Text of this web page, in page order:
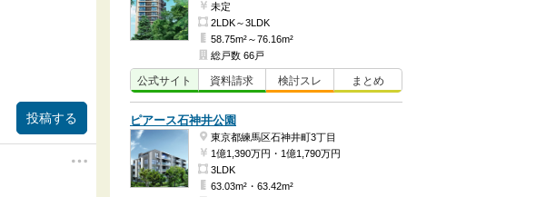
未定
2LDK～3LDK
58.75m²～76.16m²
総戸数 66戸
公式サイト 資料請求 検討スレ まとめ
ピアース石神井公園
東京都練馬区石神井町3丁目
1億1,390万円・1億1,790万円
3LDK
63.03m²・63.42m²